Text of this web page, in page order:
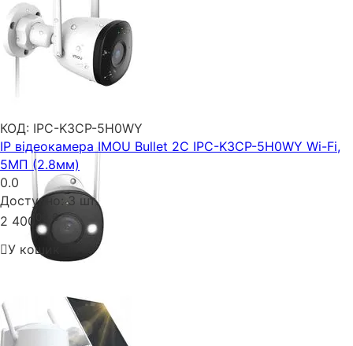
КОД: IPC-K3CP-5H0WY
IP відеокамера IMOU Bullet 2C IPC-K3CP-5H0WY Wi-Fi,
5МП (2.8мм)
0.0
Доступно: 3 шт.
2 400
₴
У кошик